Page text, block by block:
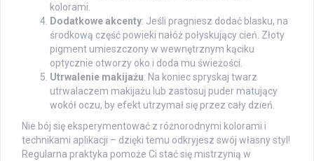
kolorami.
Dodatkowe akcenty: Jeśli pragniesz dodać blasku, na
środkową część powieki nałóż połyskujący cień. Złoty
pigment umieszczony w wewnętrznym kąciku
optycznie otworzy oko i doda mu świeżości.
Utrwalenie makijażu: Na koniec spryskaj twarz
utrwalaczem makijażu lub zastosuj puder matujący
wokół oczu, by efekt utrzymał się przez cały dzień.
Nie bój się eksperymentować z różnorodnymi kolorami i
technikami aplikacji – dzięki temu odkryjesz swój własny styl!
Regularna praktyka pomoże Ci stać się mistrzynią w